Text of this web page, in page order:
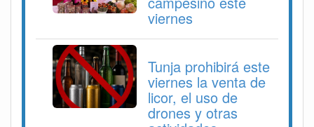
viernes
Tunja prohibirá este
viernes la venta de
licor, el uso de
drones y otras